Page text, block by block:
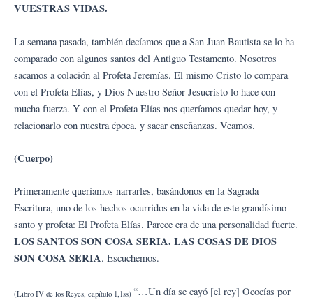
VUESTRAS VIDAS.
La semana pasada, también decíamos que a San Juan Bautista se lo ha
comparado con algunos santos del Antiguo Testamento. Nosotros
sacamos a colación al Profeta Jeremías. El mismo Cristo lo compara
con el Profeta Elías, y Dios Nuestro Señor Jesucristo lo hace con
mucha fuerza. Y con el Profeta Elías nos queríamos quedar hoy, y
relacionarlo con nuestra época, y sacar enseñanzas. Veamos.
(Cuerpo)
Primeramente queríamos narrarles, basándonos en la Sagrada
Escritura, uno de los hechos ocurridos en la vida de este grandísimo
santo y profeta: El Profeta Elías. Parece era de una personalidad fuerte.
LOS SANTOS SON COSA SERIA. LAS COSAS DE DIOS
SON COSA SERIA. Escuchemos.
(Libro IV de los Reyes, capítulo 1,1ss) “…Un día se cayó [el rey] Ococías por